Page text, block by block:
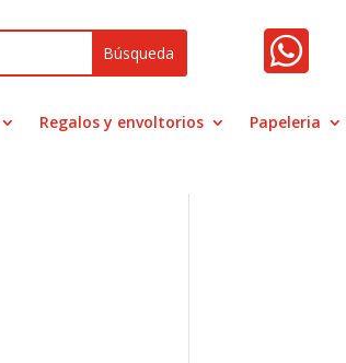

Regalos y envoltorios Papeleria